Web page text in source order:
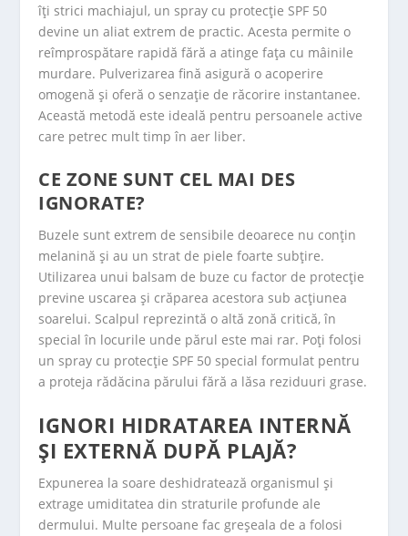
îți strici machiajul, un spray cu protecție SPF 50
devine un aliat extrem de practic. Acesta permite o
reîmprospătare rapidă fără a atinge fața cu mâinile
murdare. Pulverizarea fină asigură o acoperire
omogenă și oferă o senzație de răcorire instantanee.
Această metodă este ideală pentru persoanele active
care petrec mult timp în aer liber.
CE ZONE SUNT CEL MAI DES
IGNORATE?
Buzele sunt extrem de sensibile deoarece nu conțin
melanină și au un strat de piele foarte subțire.
Utilizarea unui balsam de buze cu factor de protecție
previne uscarea și crăparea acestora sub acțiunea
soarelui. Scalpul reprezintă o altă zonă critică, în
special în locurile unde părul este mai rar. Poți folosi
un spray cu protecție SPF 50 special formulat pentru
a proteja rădăcina părului fără a lăsa reziduuri grase.
IGNORI HIDRATAREA INTERNĂ
ȘI EXTERNĂ DUPĂ PLAJĂ?
Expunerea la soare deshidratează organismul și
extrage umiditatea din straturile profunde ale
dermului. Multe persoane fac greșeala de a folosi